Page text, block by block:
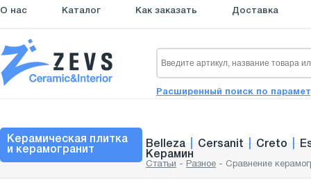
О нас Каталог Как заказать Доставка
Расширенный поиск по
Керамическая плитка
и керамогранит
Belleza Cersanit Creto
Керамин
Статьи - Разное - Сравнение